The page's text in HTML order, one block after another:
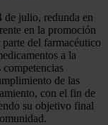
julio, redunda en
en la promoción
del farmacéutico
a la
de las
con el fin de
su objetivo final